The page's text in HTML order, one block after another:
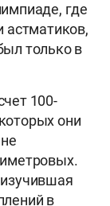
где
астматиков,
только в
100-
они
в